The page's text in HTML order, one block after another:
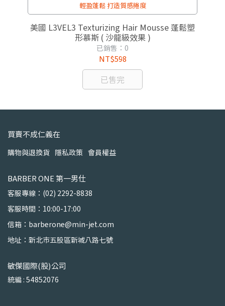
輕盈蓬鬆 打造質感捲度
美國 L3VEL3 Texturizing Hair Mousse 蓬鬆塑
形慕斯 ( 沙龍級效果 )
已銷售：0
NT$598
已售完
買賣不成仁義在
購物與退換貨 隱私政策 會員權益
BARBER ONE 第一男仕
客服專線：(02) 2292-8838
客服時間：10:00-17:00
信箱：barberone@min-jet.com
地址：新北市五股區新城八路七號
敏傑國際(股)公司
統編 : 54852076